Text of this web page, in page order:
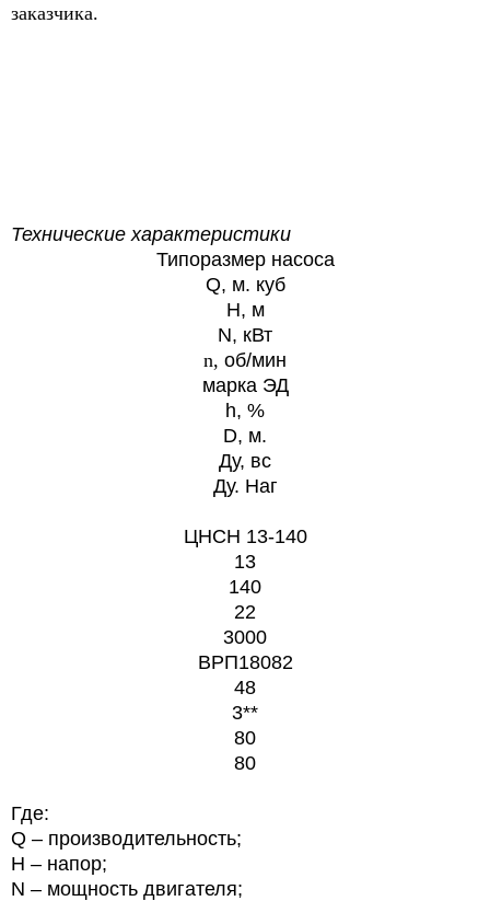
заказчика.
Технические характеристики
Типоразмер насоса
Q, м. куб
H, м
N, кВт
n, об/мин
марка ЭД
h, %
D, м.
Ду, вс
Ду. Наг
ЦНСН 13-140
13
140
22
3000
ВРП18082
48
3**
80
80
Где:
Q – производительность;
Н – напор;
N – мощность двигателя;